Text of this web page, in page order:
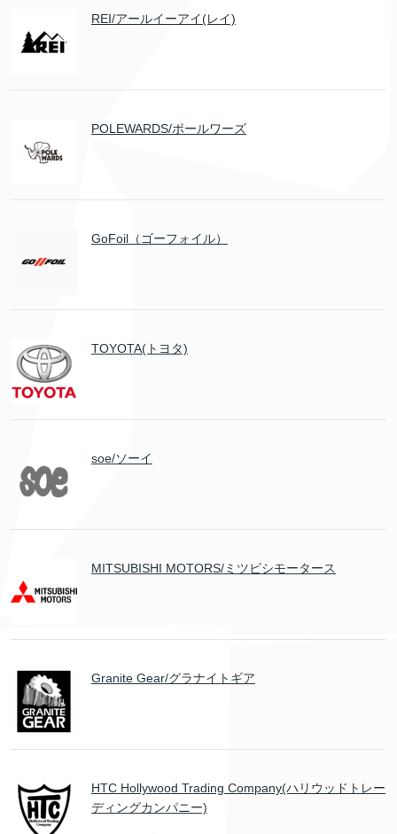
REI/アールイーアイ(レイ)
POLEWARDS/ポールワーズ
GoFoil（ゴーフォイル）
TOYOTA(トヨタ)
soe/ソーイ
MITSUBISHI MOTORS/ミツビシモータース
Granite Gear/グラナイトギア
HTC Hollywood Trading Company(ハリウッドトレー
ディングカンパニー)